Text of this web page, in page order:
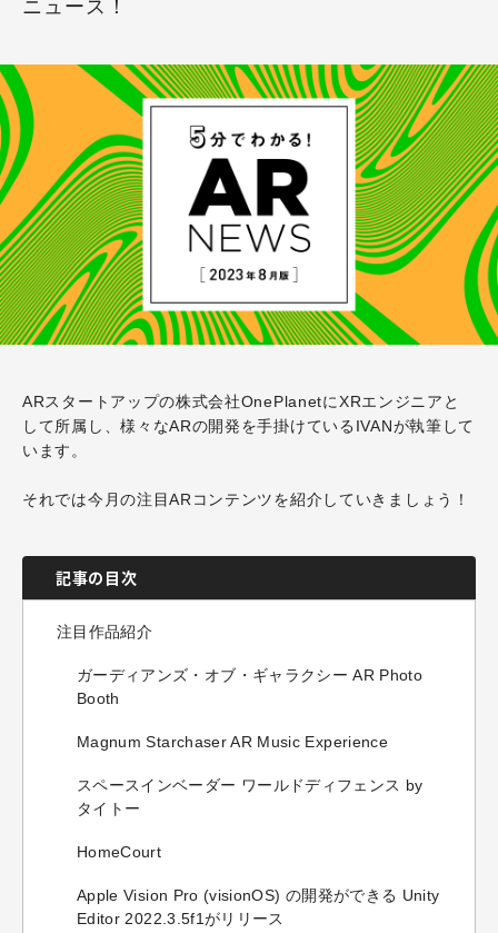
ニュース！
ARスタートアップの株式会社OnePlanetにXRエンジニアと
して所属し、様々なARの開発を手掛けているIVANが執筆して
います。
それでは今月の注目ARコンテンツを紹介していきましょう！
記事の目次
注目作品紹介
ガーディアンズ・オブ・ギャラクシー AR Photo
Booth
Magnum Starchaser AR Music Experience
スペースインベーダー ワールドディフェンス by
タイトー
HomeCourt
Apple Vision Pro (visionOS) の開発ができる Unity
Editor 2022.3.5f1がリリース